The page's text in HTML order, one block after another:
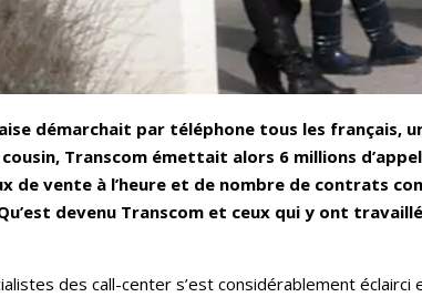
démarchait par téléphone tous les français,
Transcom émettait alors 6 millions
de vente à l’heure et de nombre de contrats
devenu Transcom et ceux qui y ont
des call-center s’est considérablement